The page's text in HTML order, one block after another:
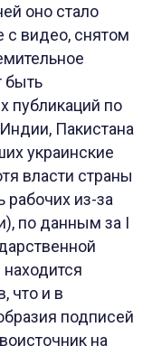
оно стало
с видео, снятом
быть
публикаций по
Пакистана
украинские
власти страны
рабочих из-за
по данным за I
что и в
подписей
на